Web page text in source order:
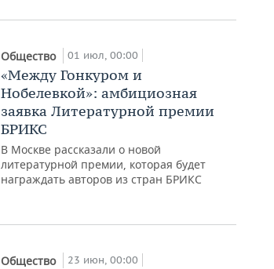
Общество 01 июл, 00:00
«Между Гонкуром и
Нобелевкой»: амбициозная
заявка Литературной премии
БРИКС
В Москве рассказали о новой
литературной премии, которая будет
награждать авторов из стран БРИКС
Общество 23 июн, 00:00